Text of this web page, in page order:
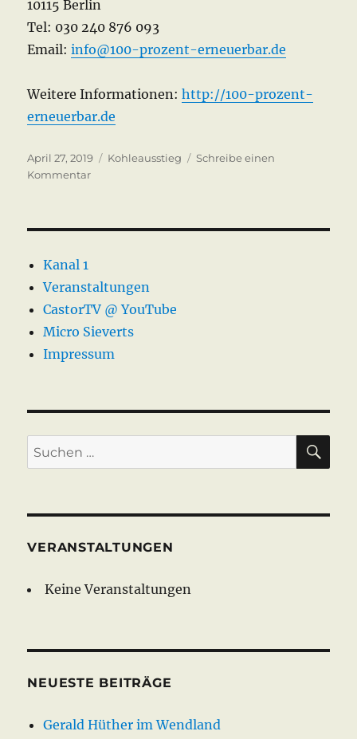
10115 Berlin
Tel: 030 240 876 093
Email:info@100-prozent-erneuerbar.de
Weitere Informationen:http://100-prozent-
erneuerbar.de
Veröffentlicht
am
April 27, 2019 Kategorien
Kohleausstieg
Schreibe einen
Kommentarzu
Kanal 1
Veranstaltungen
CastorTV @ YouTube
Micro Sieverts
Impressum
Suche
nach:
VERANSTALTUNGEN
Keine Veranstaltungen
NEUESTE BEITRÄGE
Gerald Hüther im Wendland